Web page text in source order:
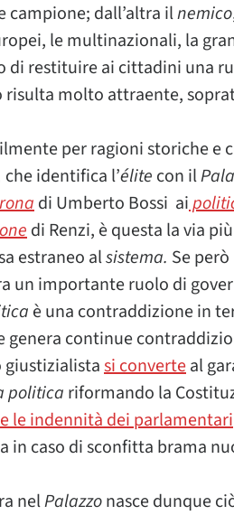
campione; dall’altra ilnemico
le multinazionali, la
di restituire ai cittadini una
risulta molto attraente,
per ragioni storiche e
che identifica l’élite con il
di Umberto Bossi ai
di Renzi, è questa la via
estraneo alsistema. Se però
un importante ruolo di
è una contraddizione in
genera continue
giustizialistasi converteal
politica riformando la
le indennità dei parlamentari
in caso di sconfitta brama
nelPalazzonasce dunque